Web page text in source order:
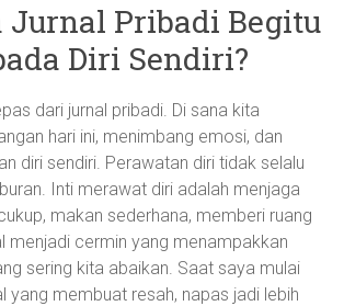
Jurnal Pribadi Begitu
Diri Sendiri?
dari jurnal pribadi. Di sana kita
hari ini, menimbang emosi, dan
diri sendiri. Perawatan diri tidak selalu
Inti merawat diri adalah menjaga
makan sederhana, memberi ruang
menjadi cermin yang menampakkan
sering kita abaikan. Saat saya mulai
yang membuat resah, napas jadi lebih